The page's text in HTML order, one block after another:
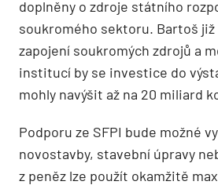
doplněny o zdroje státního
soukromého sektoru. Bartoš již
zapojení soukromých zdrojů a
institucí by se investice do
mohly navýšit až na 20 miliard
Podporu ze SFPI bude možné
novostavby, stavební úpravy
z peněz lze použít okamžitě